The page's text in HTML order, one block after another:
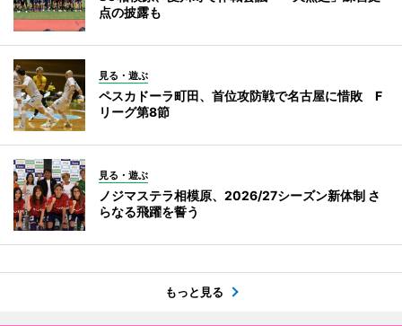
点の披露も
見る・遊ぶ
ペスカドーラ町田、首位攻防戦で名古屋に惜敗 F
リーグ第8節
見る・遊ぶ
ノジマステラ相模原、2026/27シーズン新体制 さ
らなる飛躍を誓う
もっと見る